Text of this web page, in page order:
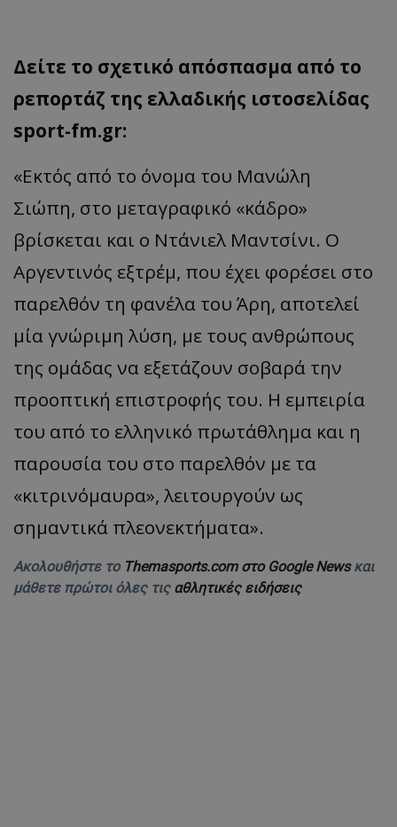
Δείτε το σχετικό απόσπασμα από το
ρεπορτάζ της ελλαδικής ιστοσελίδας
sport-fm.gr:
«Εκτός από το όνομα του Μανώλη
Σιώπη, στο μεταγραφικό «κάδρο»
βρίσκεται και ο Ντάνιελ Μαντσίνι. Ο
Αργεντινός εξτρέμ, που έχει φορέσει στο
παρελθόν τη φανέλα του Άρη, αποτελεί
μία γνώριμη λύση, με τους ανθρώπους
της ομάδας να εξετάζουν σοβαρά την
προοπτική επιστροφής του. Η εμπειρία
του από το ελληνικό πρωτάθλημα και η
παρουσία του στο παρελθόν με τα
«κιτρινόμαυρα», λειτουργούν ως
σημαντικά πλεονεκτήματα».
Ακολουθήστε το Themasports.com στο Google Newsκαι
μάθετε πρώτοι όλες τις αθλητικές ειδήσεις